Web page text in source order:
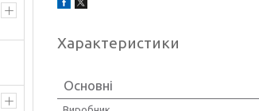
Характеристики
Основні